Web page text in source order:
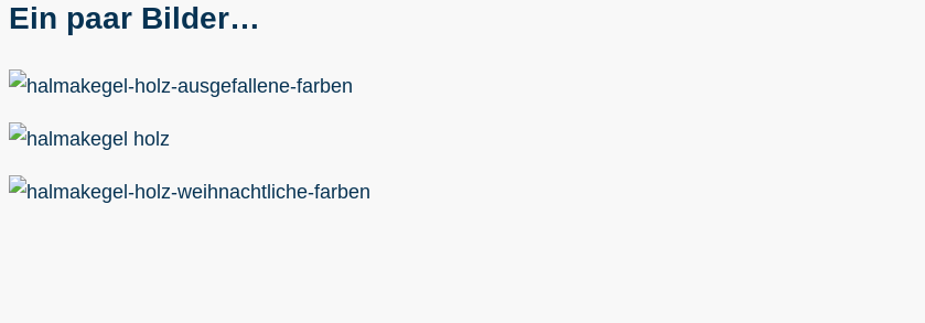
Ein paar Bilder…